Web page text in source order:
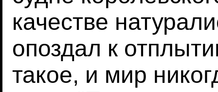
качестве
опоздал к
такое, и мир